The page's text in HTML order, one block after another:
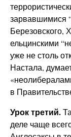
зарвавшимися
Березовского,
ельцинскими
уже не столь
Настала,
в
Урок третий.
деле чаще